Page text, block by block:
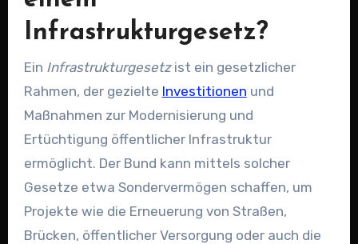
Infrastrukturgesetz?
Ein Infrastrukturgesetzist ein gesetzlicher
Rahmen, der gezielte Investitionen und
Maßnahmen zur Modernisierung und
Ertüchtigung öffentlicher Infrastruktur
ermöglicht. Der Bund kann mittels solcher
Gesetze etwa Sondervermögen schaffen, um
Projekte wie die Erneuerung von Straßen,
Brücken, öffentlicher Versorgung oder auch die